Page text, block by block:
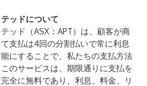
ッドについて
ッド（ASX：APT）は、顧客が商
支払は4回の分割払いで常に利息
にすることで、私たちの支払方法
のサービスは、期限通りに支払を
全に無料であり、利息、料金、リ